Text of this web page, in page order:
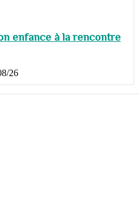
enfance à la rencontre
26